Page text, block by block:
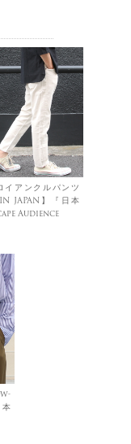
イアンクルパンツ
JAPAN】『日本
Audience